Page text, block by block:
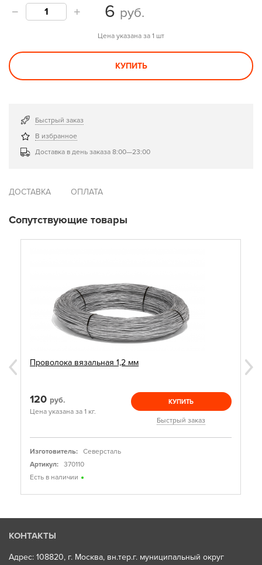
6 руб.
Цена указана за 1 шт
КУПИТЬ
Быстрый заказ
В избранное
Доставка в день заказа 8:00—23:00
ДОСТАВКА ОПЛАТА
Сопутствующие товары
Проволока вязальная 1,2 мм
120 руб.
Цена указана за 1 кг.
КУПИТЬ
Быстрый заказ
Изготовитель:
Северсталь
Артикул:
370110
Есть в наличии
КОНТАКТЫ
Адрес: 108820, г. Москва, вн.тер.г. муниципальный округ